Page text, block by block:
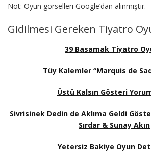
Not: Oyun görselleri Google’dan alınmıştır.
Gidilmesi Gereken Tiyatro
39 Basamak Tiyatro
Tüy Kalemler “Marquis de
Üstü Kalsın Gösteri
Sivrisinek Dedin de Aklıma Geldi
Sırdar & Sunay Akın
Yetersiz Bakiye Oyun